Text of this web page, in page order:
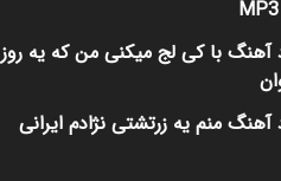
آهنگ با کی لج میکنی من که یه روز
آهنگ منم یه زرتشتی نژادم ایرانی